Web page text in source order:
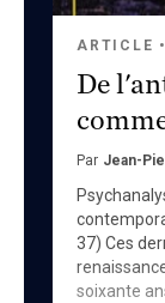
ARTICLE •
De
Par Jean-
37) Ces
soixante